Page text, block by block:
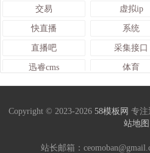
交易 虚拟ip
快直播 系统
直播吧 采集接口
迅睿cms 体育
查询 TAG标签
IT 世界杯
采集数据
上传限制 足球直播
Copyright © 2023-2026 58模板网 专注
站地图
站长邮箱：